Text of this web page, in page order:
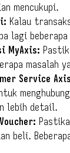
mencukupi.
Kalau
lagi
MyAxis:
masalah
Service
lebih detail.
beli.